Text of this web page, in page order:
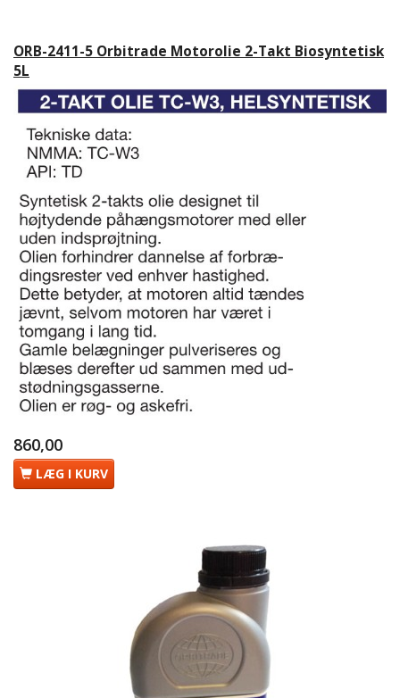
ORB-2411-5 Orbitrade Motorolie 2-Takt Biosyntetisk
5L
860,00
LÆG I KURV